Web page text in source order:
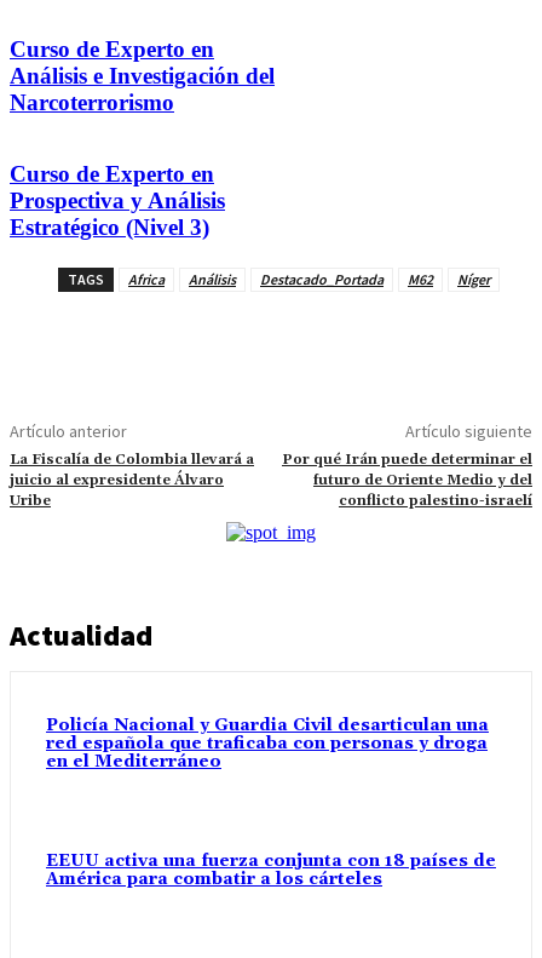
Curso de Experto en
Análisis e Investigación del
Narcoterrorismo
Curso de Experto en
Prospectiva y Análisis
Estratégico (Nivel 3)
TAGS Africa Análisis Destacado_Portada M62 Níger
Artículo anterior
La Fiscalía de Colombia llevará a
juicio al expresidente Álvaro
Uribe
Artículo siguiente
Por qué Irán puede determinar el
futuro de Oriente Medio y del
conflicto palestino-israelí
Actualidad
Policía Nacional y Guardia Civil desarticulan una
red española que traficaba con personas y droga
en el Mediterráneo
EEUU activa una fuerza conjunta con 18 países de
América para combatir a los cárteles